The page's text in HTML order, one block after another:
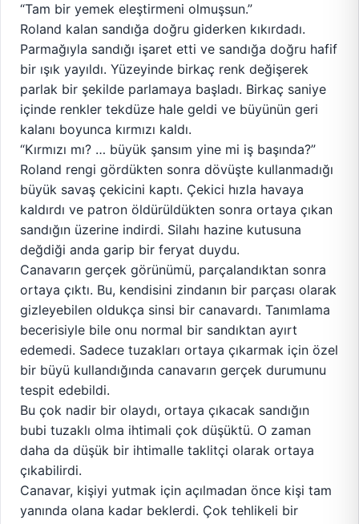
“Tam bir yemek eleştirmeni olmuşsun.”
Roland kalan sandığa doğru giderken kıkırdadı.
Parmağıyla sandığı işaret etti ve sandığa doğru hafif
bir ışık yayıldı. Yüzeyinde birkaç renk değişerek
parlak bir şekilde parlamaya başladı. Birkaç saniye
içinde renkler tekdüze hale geldi ve büyünün geri
kalanı boyunca kırmızı kaldı.
“Kırmızı mı? … büyük şansım yine mi iş başında?”
Roland rengi gördükten sonra dövüşte kullanmadığı
büyük savaş çekicini kaptı. Çekici hızla havaya
kaldırdı ve patron öldürüldükten sonra ortaya çıkan
sandığın üzerine indirdi. Silahı hazine kutusuna
değdiği anda garip bir feryat duydu.
Canavarın gerçek görünümü, parçalandıktan sonra
ortaya çıktı. Bu, kendisini zindanın bir parçası olarak
gizleyebilen oldukça sinsi bir canavardı. Tanımlama
becerisiyle bile onu normal bir sandıktan ayırt
edemedi. Sadece tuzakları ortaya çıkarmak için özel
bir büyü kullandığında canavarın gerçek durumunu
tespit edebildi.
Bu çok nadir bir olaydı, ortaya çıkacak sandığın
bubi tuzaklı olma ihtimali çok düşüktü. O zaman
daha da düşük bir ihtimalle taklitçi olarak ortaya
çıkabilirdi.
Canavar, kişiyi yutmak için açılmadan önce kişi tam
yanında olana kadar beklerdi. Çok tehlikeli bir